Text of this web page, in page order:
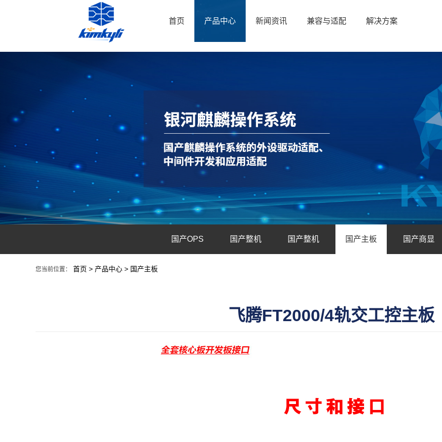
首页 产品中心 新闻资讯 兼容与适配 解决方案
国产OPS 国产整机 国产整机 国产主板 国产商显
您当前位置： 首页 > 产品中心 > 国产主板
飞腾FT2000/4轨交工控主板